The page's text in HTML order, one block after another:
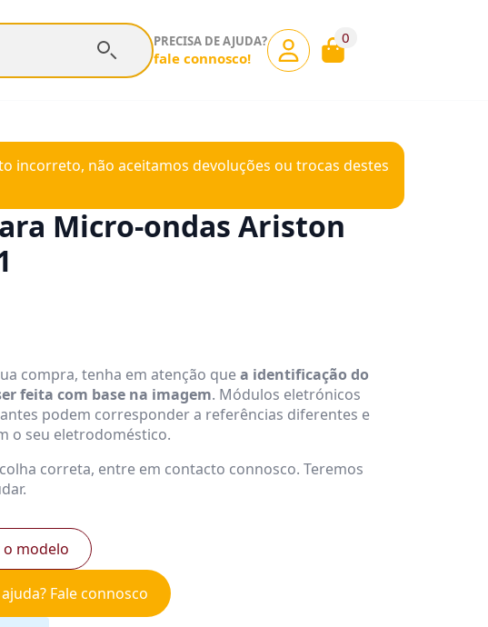
PRECISA DE AJUDA?
fale connosco!
0
incorreto, não aceitamos devoluções ou trocas destes
Micro-ondas Ariston
compra, tenha em atenção quea identificação do
feita com base na imagem. Módulos eletrónicos
podem corresponder a referências diferentes e
o seu eletrodoméstico.
correta, entre em contacto connosco. Teremos
modelo
Fale connosco